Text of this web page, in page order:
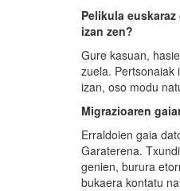
Pelikula
izan zen?
Gure kasuan,
zuela. Pertsonaiak
izan, oso modu
Migrazioaren
Erraldoien gaia
Garaterena.
genien, burura
bukaera kontatu